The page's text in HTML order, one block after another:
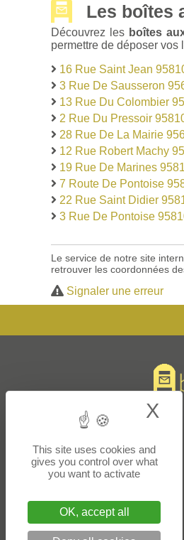
Les boîtes
Découvrez les boîtes
permettre de déposer vos
16 Rue Saint Jean
3 Rue De Sausseron
13 Rue Du Colombier
2 Rue Du Pressoir
28 Rue De La Mairie
12 Rue Robert Machy
19 Rue De Marines
7 Route De Pontoise
22 Rue Saint Didier
3 Rue De Pontoise
Le service de notre site
retrouver les coordonnées
Signaler une erreur
This site uses cookies and
gives you control over what
you want to activate
OK, accept all
X